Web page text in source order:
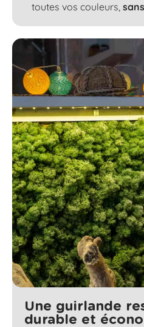
toutes vos couleurs,
Une guirlande
durable et